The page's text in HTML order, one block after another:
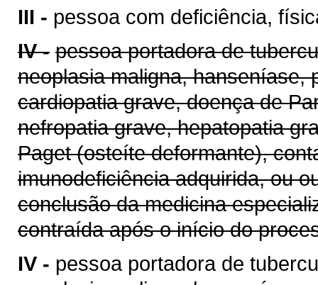
III - pessoa com deficiência,
IV - pessoa portadora de
neoplasia maligna, hanseníase,
cardiopatia grave, doença de
nefropatia grave, hepatopatia
Paget (osteíte deformante),
imunodeficiência adquirida, ou
conclusão da medicina
contraída após o início do
IV - pessoa portadora de